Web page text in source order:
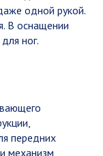
одной рукой.
В оснащении
ног.
передних
механизм